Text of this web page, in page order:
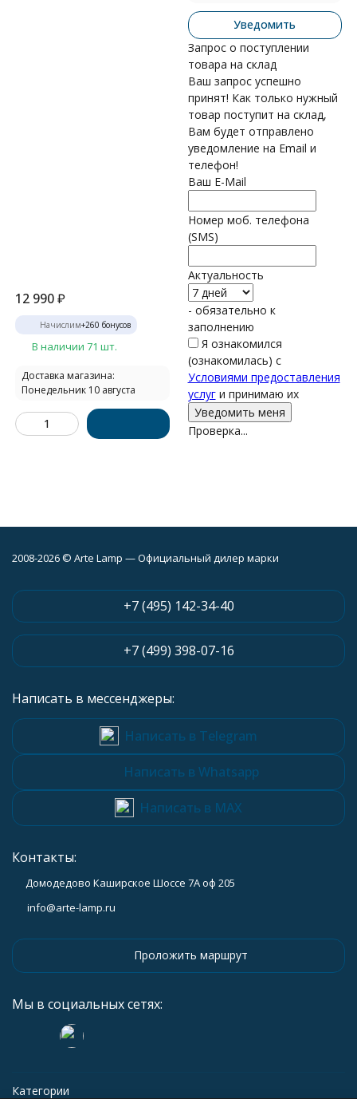
12 990₽
Начислим+260 бонусов
В наличии 71 шт.
Доставка магазина:
Понедельник 10 августа
Уведомить
Запрос о поступлении
товара на склад
Ваш запрос успешно
принят! Как только нужный
товар поступит на склад,
Вам будет отправлено
уведомление на Email и
телефон!
Ваш E-Mail
Номер моб. телефона
(SMS)
Актуальность
- обязательно к
заполнению
Я ознакомился
(ознакомилась) с
Условиями предоставления
услуги принимаю их
Проверка...
2008-2026 © Arte Lamp — Официальный дилер марки
+7 (495) 142-34-40
+7 (499) 398-07-16
Написать в мессенджеры:
Написать в Telegram
Написать в Whatsapp
Написать в MAX
Контакты:
Домодедово Каширское Шоссе 7А оф 205
info@arte-lamp.ru
Проложить маршрут
Мы в социальных сетях:
Категории